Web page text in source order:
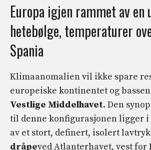
Europa igjen rammet av en
hetebølge, temperaturer
Spania
Klimaanomalien vil ikke spare
europeiske kontinentet og
Vestlige Middelhavet. Den
til denne konfigurasjonen ligger
av et stort, definert, isolert
dråpeved Atlanterhavet, vest for